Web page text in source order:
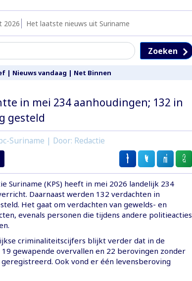
2026 Het laatste nieuws uit Suriname
Zoeken
| Nieuws vandaag | Net Binnen
in mei 234 aanhoudingen; 132 in
gesteld
Suriname | Door: Redactie
Suriname (KPS) heeft in mei 2026 landelijk 234
Daarnaast werden 132 verdachten in
Het gaat om verdachten van gewelds- en
evenals personen die tijdens andere politieacties
criminaliteitscijfers blijkt verder dat in de
gewapende overvallen en 22 berovingen zonder
Ook vond er één levensberoving